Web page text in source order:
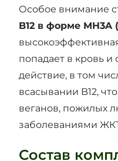
Особое внимание
B12 в форме
попадает в кровь и
действие, в том
всасывании B12,
веганов, пожилых
заболеваниями
Состав